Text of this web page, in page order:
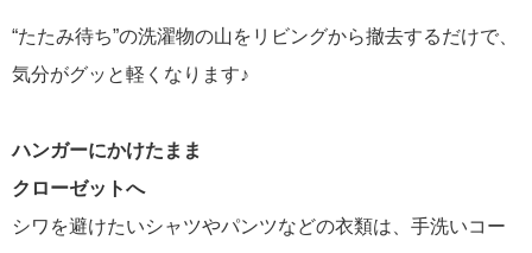
“たたみ待ち”の洗濯物の山をリビングから撤去するだけで、
気分がグッと軽くなります♪
ハンガーにかけたまま
クローゼットへ
シワを避けたいシャツやパンツなどの衣類は、手洗いコー